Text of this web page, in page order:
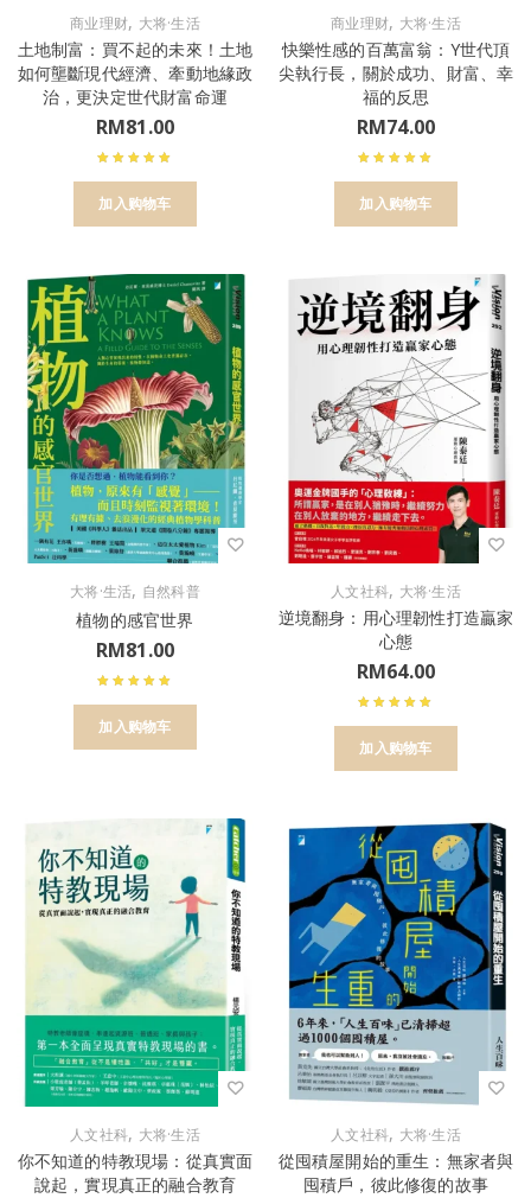
商业理财, 大将·生活
土地制富：買不起的未來！土地
如何壟斷現代經濟、牽動地緣政
治，更決定世代財富命運
RM81.00
加入购物车
商业理财, 大将·生活
快樂性感的百萬富翁：Y世代頂
尖執行長，關於成功、財富、幸
福的反思
RM74.00
加入购物车
大将·生活, 自然科普
植物的感官世界
RM81.00
加入购物车
人文社科, 大将·生活
逆境翻身：用心理韌性打造贏家
心態
RM64.00
加入购物车
人文社科, 大将·生活
你不知道的特教現場：從真實面
說起，實現真正的融合教育
人文社科, 大将·生活
從囤積屋開始的重生：無家者與
囤積戶，彼此修復的故事